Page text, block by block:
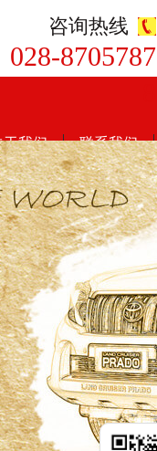
咨询热线
8705787
于我们 联系我们